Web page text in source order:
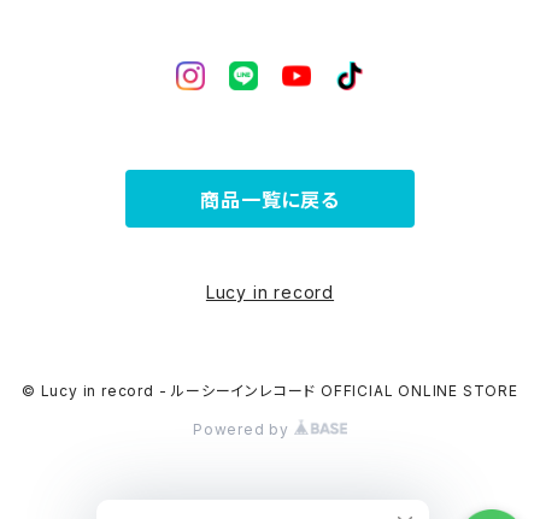
商品一覧に戻る
Lucy in record
© Lucy in record - ルーシーインレコード OFFICIAL ONLINE STORE
Powered by